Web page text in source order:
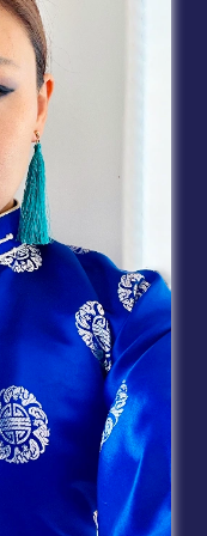
точность и
в рамках двойного
конференции.
и передает свои
тезисов и
опубликованы под
Digital Era and
на веб-сайте
elipro.net/”
конференции
бесплатно
and Teaching